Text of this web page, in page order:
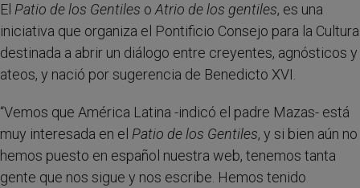
El Patio de los Gentiles o Atrio de los gentiles, es una
iniciativa que organiza el Pontificio Consejo para la Cultura
destinada a abrir un diálogo entre creyentes, agnósticos y
ateos, y nació por sugerencia de Benedicto XVI.
“Vemos que América Latina -indicó el padre Mazas- está
muy interesada en el Patio de los Gentiles, y si bien aún no
hemos puesto en español nuestra web, tenemos tanta
gente que nos sigue y nos escribe. Hemos tenido